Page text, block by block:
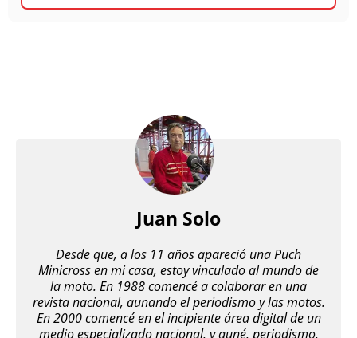
Juan Solo
Desde que, a los 11 años apareció una Puch
Minicross en mi casa, estoy vinculado al mundo de
la moto. En 1988 comencé a colaborar en una
revista nacional, aunando el periodismo y las motos.
En 2000 comencé en el incipiente área digital de un
medio especializado nacional, y auné, periodismo,